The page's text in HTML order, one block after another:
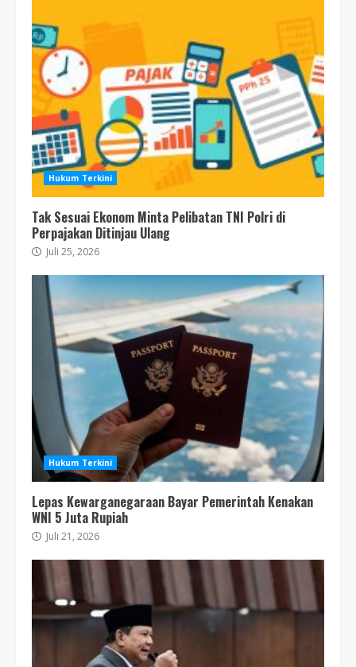
Hukum Terkini
Tak Sesuai Ekonom Minta Pelibatan TNI Polri di
Perpajakan Ditinjau Ulang
Juli 25, 2026
Hukum Terkini
Lepas Kewarganegaraan Bayar Pemerintah Kenakan
WNI 5 Juta Rupiah
Juli 21, 2026